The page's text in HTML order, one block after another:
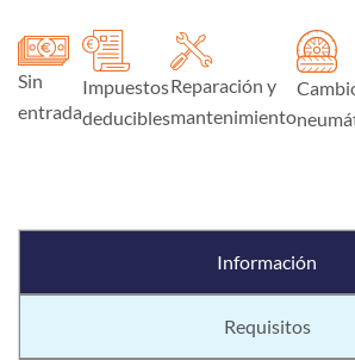
Sin
entrada
Impuestos
deducibles
Reparación y
mantenimiento
Información
Requisitos